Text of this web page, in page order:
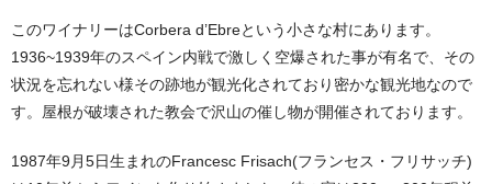
このワイナリーはCorbera d’Ebreという小さな村にあります。
1936~1939年のスペイン内戦で激しく空爆された事が有名で、その
状況を忘れない様その跡地が観光化されており密かな観光地なので
す。屋根が破壊された教会で沢山の催し物が開催されております。
1987年9月5日生まれのFrancesc Frisach(フランセス・フリサッチ)